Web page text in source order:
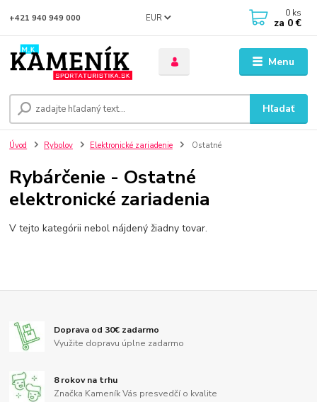
Menu
EUR
Hľadať
+421 940 949 000 0 ks
za 0 €
Úvod Rybolov Elektronické zariadenie Ostatné
Rybárčenie - Ostatné
elektronické zariadenia
V tejto kategórii nebol nájdený žiadny tovar.
Doprava od 30€ zadarmo
Využite dopravu úplne zadarmo
8 rokov na trhu
Značka Kameník Vás presvedčí o kvalite